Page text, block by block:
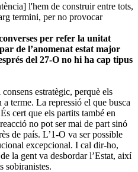
l'hem de construir entre tots,
termini, per no provocar
per refer la unitat
de l’anomenat estat major
del 27-O no hi ha cap tipus
estratègic, perquè els
terme. La repressió el que busca
cert que els partits també en
no pot ser mai de part sinó
de país. L’1-O va ser possible
excepcional. I cal dir-ho,
la gent va desbordar l’Estat, així
sobiranistes.